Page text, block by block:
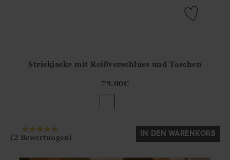
?? ""
Ja
Strickjacke mit Reißverschluss und Taschen
79.00€
(2 Bewertungen) IN DEN WARENKORB